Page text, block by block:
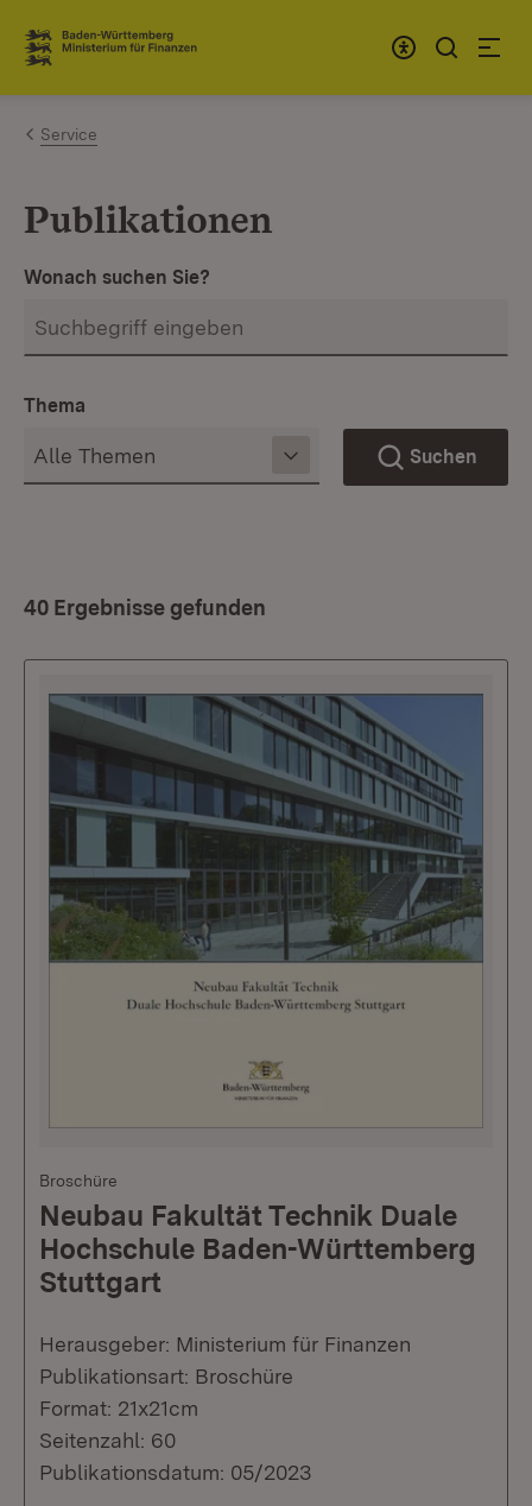
Zum Inhalt springen
Link zur Startseite
Service
Publikationen
Wonach suchen Sie?
Thema
Suchen
40 Ergebnisse gefunden
Broschüre
Neubau Fakultät Technik Duale
Hochschule Baden-Württemberg
Stuttgart
Herausgeber: Ministerium für Finanzen
Publikationsart: Broschüre
Format: 21x21cm
Seitenzahl: 60
Publikationsdatum: 05/2023